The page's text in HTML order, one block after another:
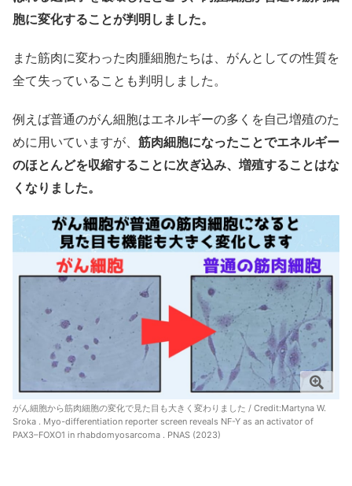
胞に変化することが判明しました。
また筋肉に変わった肉腫細胞たちは、がんとしての性質を
全て失っていることも判明しました。
例えば普通のがん細胞はエネルギーの多くを自己増殖のた
めに用いていますが、 筋肉細胞になったことでエネルギー
のほとんどを収縮することに次ぎ込み、増殖することはな
くなりました。
がん細胞から筋肉細胞の変化で見た目も大きく変わりました / Credit:Martyna W.
Sroka . Myo-differentiation reporter screen reveals NF-Y as an activator of
PAX3–FOXO1 in rhabdomyosarcoma . PNAS (2023)